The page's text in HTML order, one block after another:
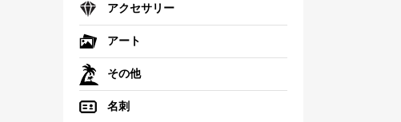
アクセサリー
アート
その他
名刺